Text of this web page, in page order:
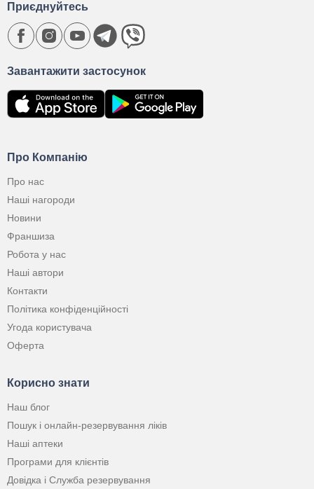
Про Компанію
Про нас
Наші нагороди
Новини
Франшиза
Робота у нас
Наші автори
Контакти
Політика конфіденційності
Угода користувача
Оферта
Корисно знати
Наш блог
Пошук і онлайн-резервування ліків
Наші аптеки
Програми для клієнтів
Довідка і Служба резервування
Завантажити застосунок
Приєднуйтесь